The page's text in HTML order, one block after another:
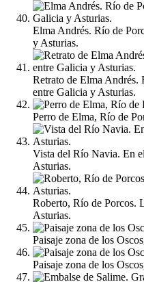
Elma Andrés. Río de
y Asturias.
Retrato de Elma
entre Galicia y Asturias.
Perro de Elma, Río de
Vista del Río Navia. En
Asturias.
Roberto, Río de Porcos.
Asturias.
Paisaje zona de los
Paisaje zona de los